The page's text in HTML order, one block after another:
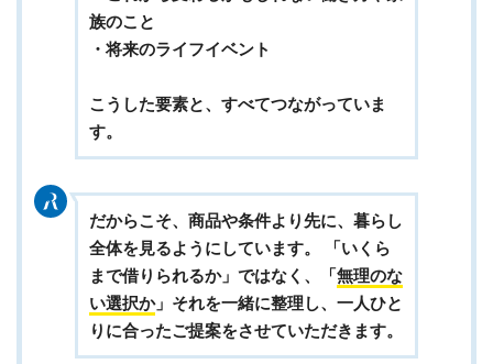
族のこと
・将来のライフイベント
こうした要素と、すべてつながっていま
す。
だからこそ、 商品や条件より先に、暮らし
全体を見るようにしています。 「いくら
まで借りられるか」ではなく、「無理のな
い選択か」それを一緒に整理し、一人ひと
りに合ったご提案をさせていただきます。